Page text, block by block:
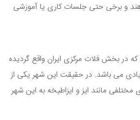
و برخی حتی جلسات کاری یا آموزشی
در بخش فلات مرکزی ایران واقع گردیده
می باشد. در حقیقت این شهر یکی از
مانند ایز و ایزاطیخه به این شهر